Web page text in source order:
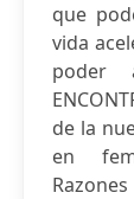
que
vida
poder
de la
en